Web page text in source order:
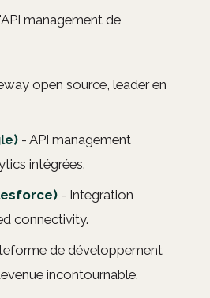
management de
open source, leader en
- API management
intégrées.
- Integration
connectivity.
de développement
incontournable.